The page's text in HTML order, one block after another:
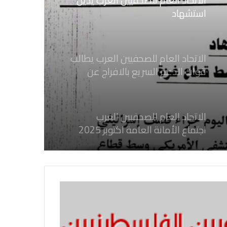
استشهاد
ثلاثة صحفيين فلسطينيين باستهداف
الاتحاد العام للصحفيين العرب يطالب
قوات الدعم السريع بالافراج عن
الصحفيين السودانيين المعتقلين لديها
الاتحاد العام للصحفيين العرب
اجتماع الأمانة العامة اكتوبر 2025
بكل قوة جرائم الاحتلال الصهيوني فى
صحفيين فلسطينيين